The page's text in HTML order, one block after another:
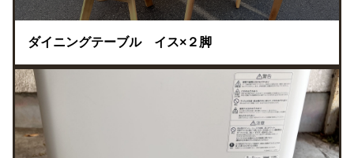
ダイニングテーブル イス×２脚